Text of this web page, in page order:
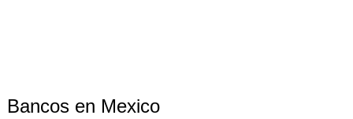
Bancos en Mexico